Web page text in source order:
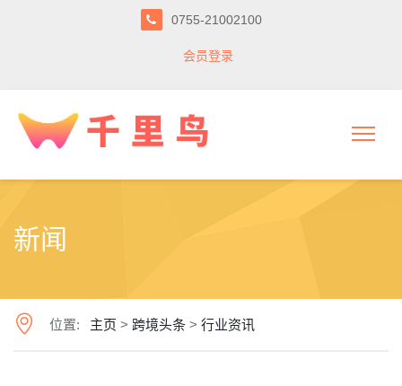
0755-21002100
会员登录
新闻
位置: 主页 > 跨境头条 > 行业资讯